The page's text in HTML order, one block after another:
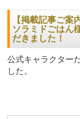
【掲載記事ご
ソラミドごはん
だきました！
公式キャラクター
した。